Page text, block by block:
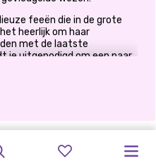
feeën die in de grote
heerlijk om haar
met de laatste
je uitgenodigd om een paar
die de natuurlijke
. Maar tijdens het
om haar tegelijkertijd
sprookjesachtige
door Violets chique
FANTASY
MAGISCHE
ELLIE'S